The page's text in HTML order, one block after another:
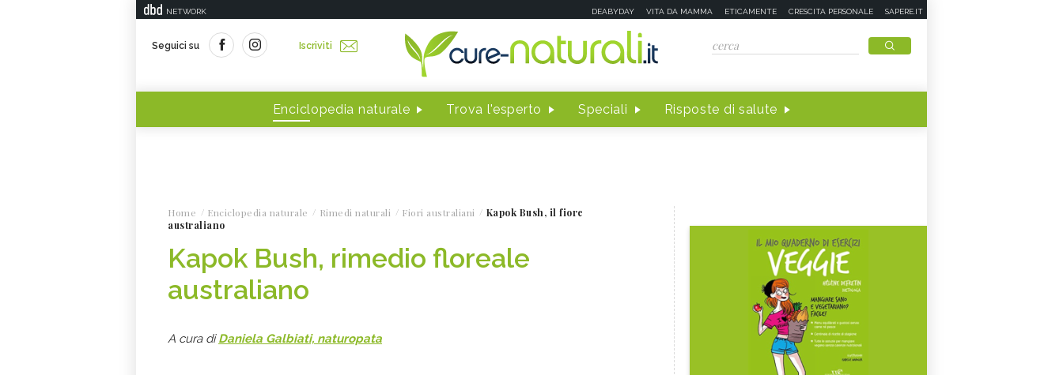
NETWORK DEABYDAY VITA DA MAMMA ETICAMENTE CRESCITA PERSONALE SAPERE.IT
Seguici su Iscriviti
Enciclopedia naturale Trova l'esperto Speciali Risposte di salute
Home Enciclopedia naturale Rimedi naturali Fiori australiani
Kapok Bush, il fiore
australiano
Kapok Bush, rimedio floreale
australiano
A cura diDaniela Galbiati, naturopata